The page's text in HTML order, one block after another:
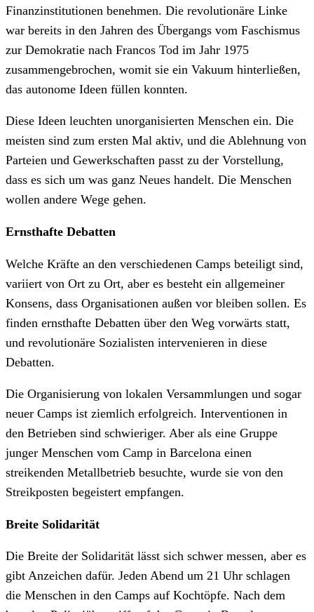
Finanzinstitutionen benehmen. Die revolutionäre Linke
war bereits in den Jahren des Übergangs vom Faschismus
zur Demokratie nach Francos Tod im Jahr 1975
zusammengebrochen, womit sie ein Vakuum hinterließen,
das autonome Ideen füllen konnten.
Diese Ideen leuchten unorganisierten Menschen ein. Die
meisten sind zum ersten Mal aktiv, und die Ablehnung von
Parteien und Gewerkschaften passt zu der Vorstellung,
dass es sich um was ganz Neues handelt. Die Menschen
wollen andere Wege gehen.
Ernsthafte Debatten
Welche Kräfte an den verschiedenen Camps beteiligt sind,
variiert von Ort zu Ort, aber es besteht ein allgemeiner
Konsens, dass Organisationen außen vor bleiben sollen. Es
finden ernsthafte Debatten über den Weg vorwärts statt,
und revolutionäre Sozialisten intervenieren in diese
Debatten.
Die Organisierung von lokalen Versammlungen und sogar
neuer Camps ist ziemlich erfolgreich. Interventionen in
den Betrieben sind schwieriger. Aber als eine Gruppe
junger Menschen vom Camp in Barcelona einen
streikenden Metallbetrieb besuchte, wurde sie von den
Streikposten begeistert empfangen.
Breite Solidarität
Die Breite der Solidarität lässt sich schwer messen, aber es
gibt Anzeichen dafür. Jeden Abend um 21 Uhr schlagen
die Menschen in den Camps auf Kochtöpfe. Nach dem